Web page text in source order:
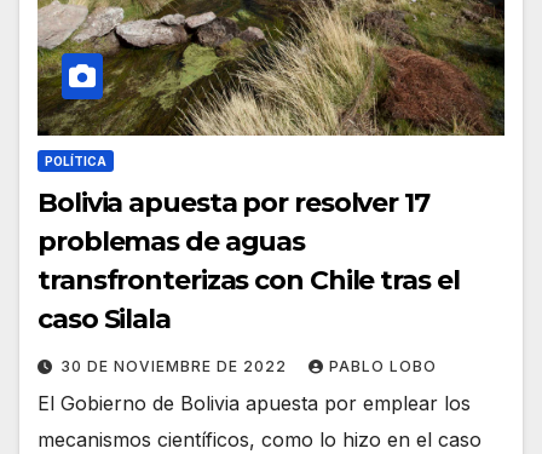
POLÍTICA
Bolivia apuesta por resolver 17
problemas de aguas
transfronterizas con Chile tras el
caso Silala
30 DE NOVIEMBRE DE 2022 PABLO LOBO
El Gobierno de Bolivia apuesta por emplear los
mecanismos científicos, como lo hizo en el caso